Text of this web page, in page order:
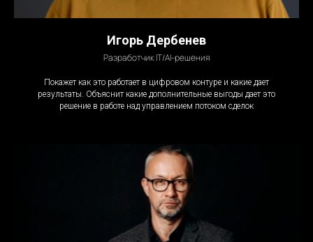
Игорь Дербенев
Разработчик IT/AI-решения
Покажет как это работает в цифровом контуре и какие дает
результаты. Объяснит какие дополнительные выгоды дает это
решение в работе над управлением потоком сделок